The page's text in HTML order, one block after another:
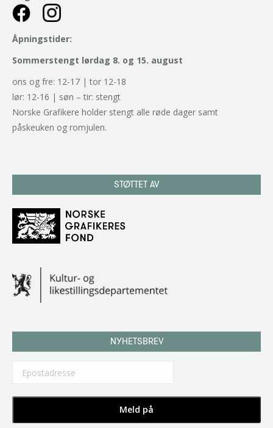
Åpningstider:
Sommerstengt lørdag 8. og 15. august
ons og fre: 12-17 | tor 12-18
lør: 12-16 | søn – tir: stengt
Norske Grafikere holder stengt alle røde dager samt
påskeuken og romjulen.
STØTTET AV
NYHETSBREV